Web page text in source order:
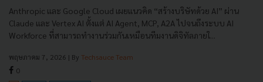
Anthropic และ Google Cloud เผยแนวคิด “สร้างบริษัทด้วย AI” ผ่าน
Claude และ Vertex AI ตั้งแต่ AI Agent, MCP, A2A ไปจนถึงระบบ AI
Workforce ที่สามารถทำงานร่วมกันเหมือนทีมงานดิจิทัลภายใ...
พฤษภาคม 7, 2026 | By Techsauce Team
0